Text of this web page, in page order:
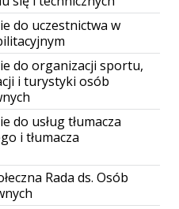
do uczestnictwa w
do organizacji sportu,
i turystyki osób
do usług tłumacza
i tłumacza
Rada ds. Osób